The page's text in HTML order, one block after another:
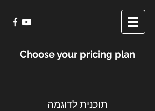
Choose your pricing plan
תוכנית לדוגמה